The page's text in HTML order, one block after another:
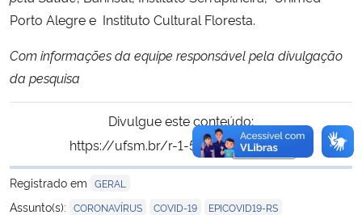
Porto Alegre e Instituto Cultural Floresta.
Com informações da equipe responsável pela divulgação
da pesquisa
Divulgue este conteúdo:
https://ufsm.br/r-1-55004
Copiar
para área de
Registrado em GERAL
Assunto(s): CORONAVÍRUS COVID-19 EPICOVID19-RS